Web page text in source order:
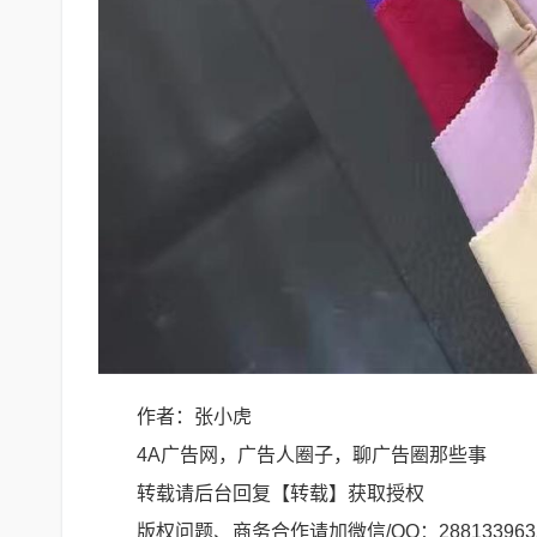
作者：张小虎
4A广告网，广告人圈子，聊广告圈那些事
转载请后台回复【转载】获取授权
版权问题、商务合作请加微信/QQ：